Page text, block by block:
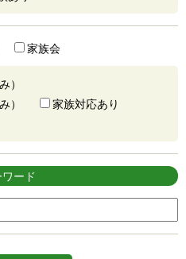
家族会
）
）
家族対応あり
ード